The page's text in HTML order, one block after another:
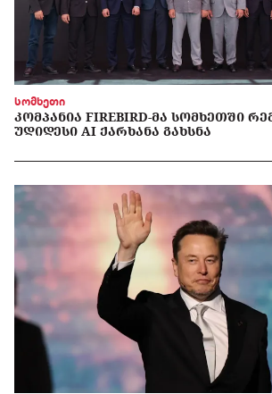
სომხეთი
ᲙᲝᲛᲞᲐᲜᲘᲐ FIREBIRD-ᲛᲐ ᲡᲝᲛᲮᲔᲗᲨᲘ
ᲣᲓᲘᲓᲔᲡᲘ AI ᲥᲐᲠᲮᲐᲜᲐ ᲒᲐᲮᲡᲜᲐ